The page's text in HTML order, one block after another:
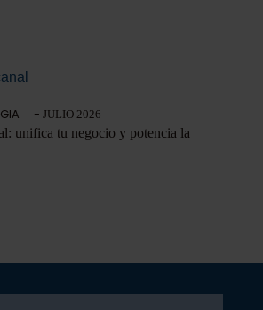
- JULIO 2026
unifica tu negocio y potencia la